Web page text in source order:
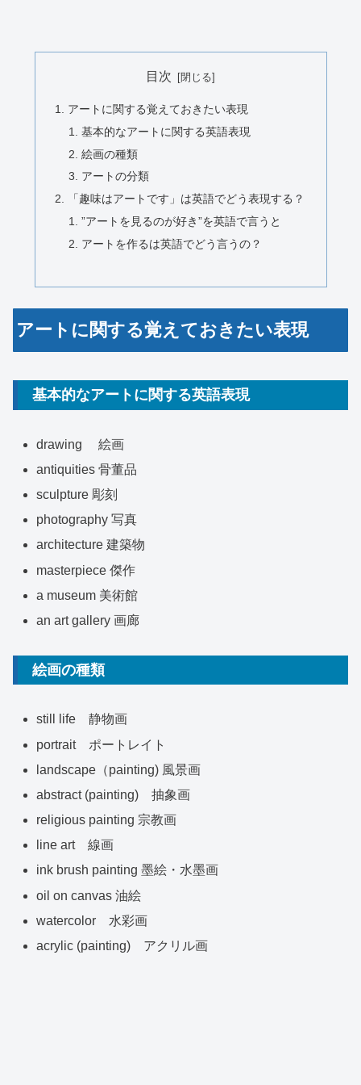
目次
アートに関する覚えておきたい表現
基本的なアートに関する英語表現
絵画の種類
アートの分類
「趣味はアートです」は英語でどう表現する？
”アートを見るのが好き”を英語で言うと
アートを作るは英語でどう言うの？
アートに関する覚えておきたい表現
基本的なアートに関する英語表現
drawing 絵画
antiquities 骨董品
sculpture 彫刻
photography 写真
architecture 建築物
masterpiece 傑作
a museum 美術館
an art gallery 画廊
絵画の種類
still life 静物画
portrait ポートレイト
landscape（painting) 風景画
abstract (painting) 抽象画
religious painting 宗教画
line art 線画
ink brush painting 墨絵・水墨画
oil on canvas 油絵
watercolor 水彩画
acrylic (painting) アクリル画